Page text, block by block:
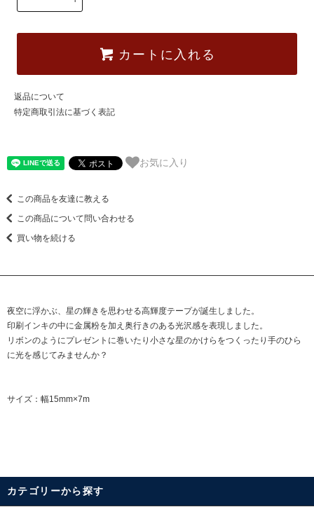
カートに入れる
返品について
特定商取引法に基づく表記
お気に入り
この商品を友達に教える
この商品について問い合わせる
買い物を続ける
夜空に浮かぶ、星の輝きを思わせる高輝度テープが誕生しました。
印刷インキの中に金属粉を加え奥行きのある光沢感を表現しました。
リボンのようにプレゼントに巻いたり小さな星のかけらをつくったり手のひら
に光を感じてみませんか？
サイズ：幅15mm×7m
カテゴリーから探す